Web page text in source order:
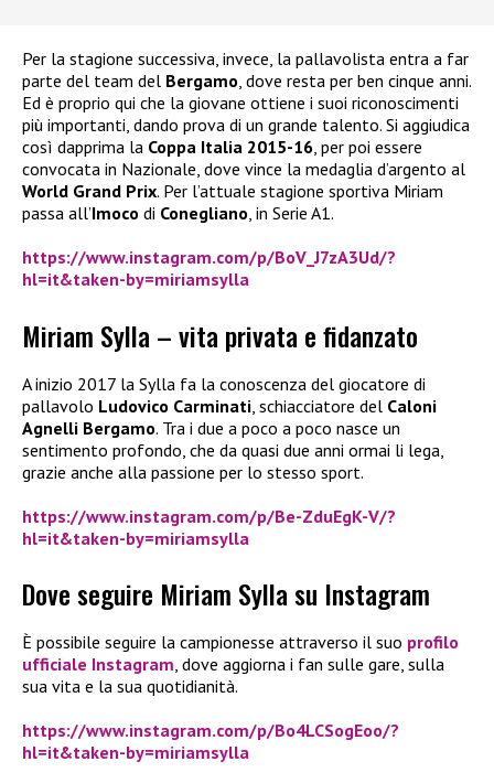
Per la stagione successiva, invece, la pallavolista entra a far
parte del team del Bergamo, dove resta per ben cinque anni.
Ed è proprio qui che la giovane ottiene i suoi riconoscimenti
più importanti, dando prova di un grande talento. Si aggiudica
così dapprima la Coppa Italia 2015-16, per poi essere
convocata in Nazionale, dove vince la medaglia d’argento al
World Grand Prix. Per l’attuale stagione sportiva Miriam
passa all’Imoco di Conegliano, in Serie A1.
https://www.instagram.com/p/BoV_J7zA3Ud/?
hl=it&taken-by=miriamsylla
Miriam Sylla – vita privata e fidanzato
A inizio 2017 la Sylla fa la conoscenza del giocatore di
pallavolo Ludovico Carminati , schiacciatore del Caloni
Agnelli Bergamo. Tra i due a poco a poco nasce un
sentimento profondo, che da quasi due anni ormai li lega,
grazie anche alla passione per lo stesso sport.
https://www.instagram.com/p/Be-ZduEgK-V/?
hl=it&taken-by=miriamsylla
Dove seguire Miriam Sylla su Instagram
È possibile seguire la campionesse attraverso il suo profilo
ufficiale Instagram , dove aggiorna i fan sulle gare, sulla
sua vita e la sua quotidianità.
https://www.instagram.com/p/Bo4LCSogEoo/?
hl=it&taken-by=miriamsylla